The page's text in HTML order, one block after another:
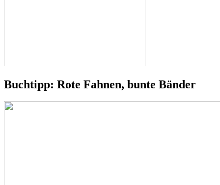
Buchtipp: Rote Fahnen, bunte Bänder